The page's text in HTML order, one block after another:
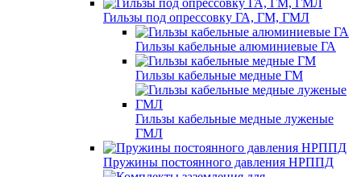
Гильзы под опрессовку ГА, ГМ, ГМЛ
Гильзы кабельные алюминиевые ГА
Гильзы кабельные медные ГМ
Гильзы кабельные медные луженые
ГМЛ
Пружины постоянного давления НРППД